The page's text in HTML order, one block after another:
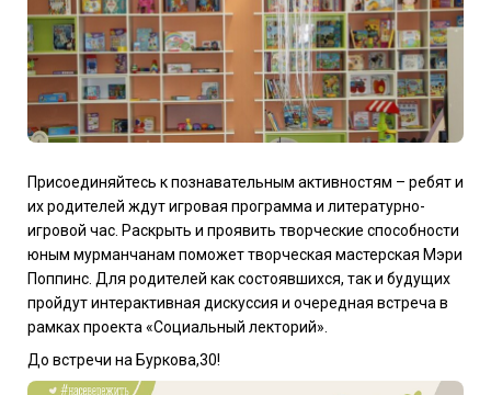
Присоединяйтесь к познавательным активностям – ребят и
их родителей ждут игровая программа и литературно-
игровой час. Раскрыть и проявить творческие способности
юным мурманчанам поможет творческая мастерская Мэри
Поппинс. Для родителей как состоявшихся, так и будущих
пройдут интерактивная дискуссия и очередная встреча в
рамках проекта «Социальный лекторий».
До встречи на Буркова,30!